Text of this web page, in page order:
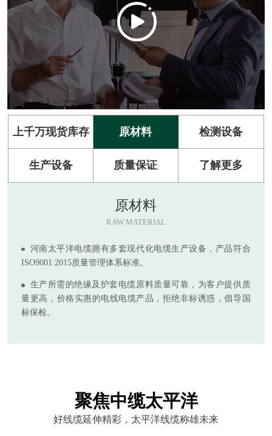
上千万现货库存 原材料 检测设备
生产设备 质量保证 了解更多
原材料
RAW MATERIAL
河南太平洋电缆拥有多套现代化电缆生产设备，产品符合
ISO9001:2015质量管理体系标准。
生产所需的绝缘及护套电缆原料质量可靠，为客户提供质
量更高，价格实惠的电线电缆产品，拒绝非标诱惑，倡导国
标保检。
聚焦中缆太平洋
好线缆延伸精彩，太平洋线缆称雄未来